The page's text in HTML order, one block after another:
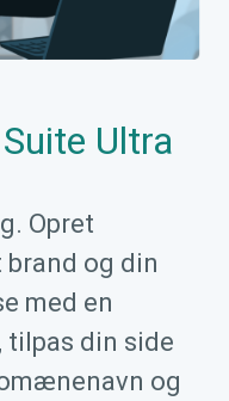
Ultra
Opret
og din
med en
din side
og